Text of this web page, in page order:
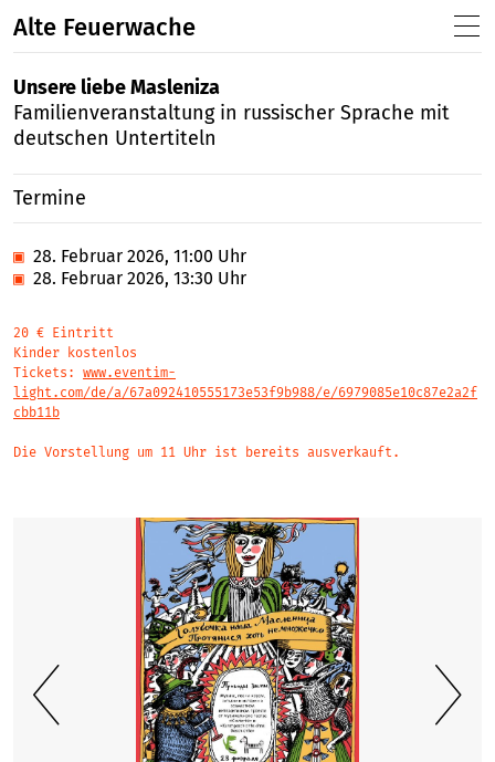
Alte Feuerwache
Unsere liebe Masleniza
Familienveranstaltung in russischer Sprache mit
deutschen Untertiteln
Termine
▣ 28. Februar 2026, 11:00 Uhr
▣ 28. Februar 2026, 13:30 Uhr
20 € Eintritt
Kinder kostenlos
Tickets: www.eventim-
light.com/de/a/67a092410555173e53f9b988/e/6979085e10c87e2a2f
cbb11b
Die Vorstellung um 11 Uhr ist bereits ausverkauft.